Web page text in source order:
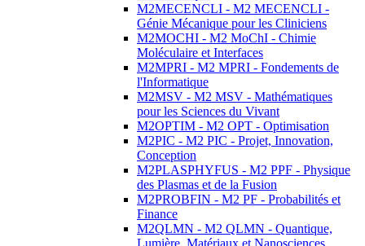
M2MECENCLI - M2 MECENCLI -
Génie Mécanique pour les Cliniciens
M2MOCHI - M2 MoChI - Chimie
Moléculaire et Interfaces
M2MPRI - M2 MPRI - Fondements de
l'Informatique
M2MSV - M2 MSV - Mathématiques
pour les Sciences du Vivant
M2OPTIM - M2 OPT - Optimisation
M2PIC - M2 PIC - Projet, Innovation,
Conception
M2PLASPHYFUS - M2 PPF - Physique
des Plasmas et de la Fusion
M2PROBFIN - M2 PF - Probabilités et
Finance
M2QLMN - M2 QLMN - Quantique,
Lumière, Matériaux et Nanosciences